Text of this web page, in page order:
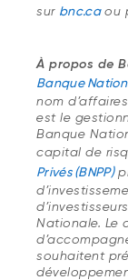
sur bnc.caou
À propos de
Banque
nom
est le
Banque
capital de
Privés (BNPP)
Nationale. Le
souhaitent